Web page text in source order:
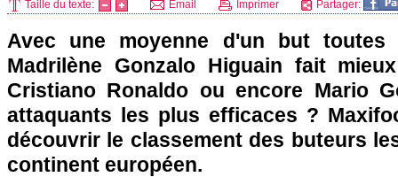
Taille du texte: Email Imprimer Partager:
Avec une moyenne d'un but
Madrilène Gonzalo Higuain fait
Cristiano Ronaldo ou encore Mario
attaquants les plus efficaces ?
découvrir le classement des buteurs
continent européen.